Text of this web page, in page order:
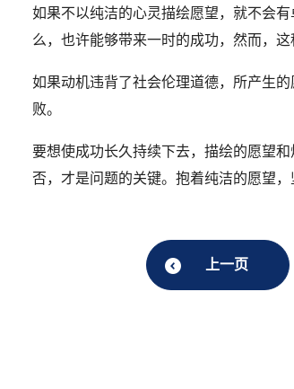
如果不以纯洁的心灵描绘愿望，就不会
么，也许能够带来一时的成功，然而，这
如果动机违背了社会伦理道德，所产生
败。
要想使成功长久持续下去，描绘的愿望
否，才是问题的关键。抱着纯洁的愿望
上一页